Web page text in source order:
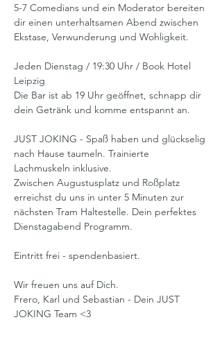
5-7 Comedians und ein Moderator bereiten
dir einen unterhaltsamen Abend zwischen
Ekstase, Verwunderung und Wohligkeit.
Jeden Dienstag / 19:30 Uhr / Book Hotel
Leipzig
Die Bar ist ab 19 Uhr geöffnet, schnapp dir
dein Getränk und komme entspannt an.
JUST JOKING - Spaß haben und glückselig
nach Hause taumeln. Trainierte
Lachmuskeln inklusive.
Zwischen Augustusplatz und Roßplatz
erreichst du uns in unter 5 Minuten zur
nächsten Tram Haltestelle. Dein perfektes
Dienstagabend Programm.
Eintritt frei - spendenbasiert.
Wir freuen uns auf Dich.
Frero, Karl und Sebastian - Dein JUST
JOKING Team <3